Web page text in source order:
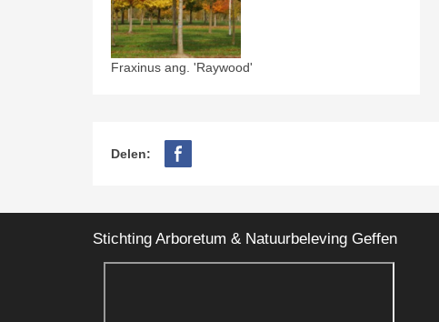
Fraxinus ang. 'Raywood'
Delen:
Stichting Arboretum & Natuurbeleving Geffen